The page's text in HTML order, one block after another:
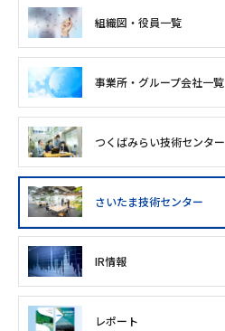
組織図・役員一覧
事業所・グループ会社一覧
つくばみらい技術センター
さいたま技術センター
IR情報
レポート